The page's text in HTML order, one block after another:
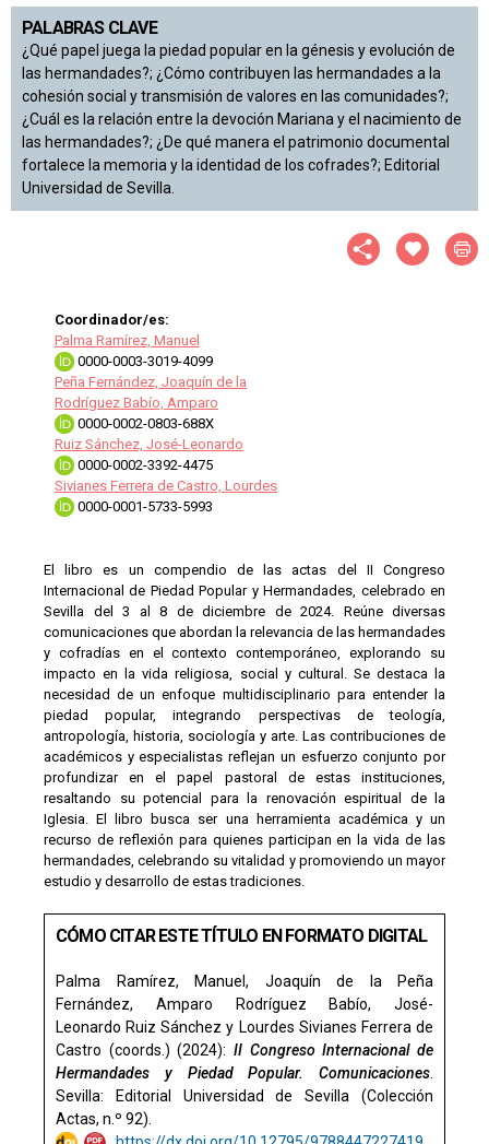
PALABRAS CLAVE
¿Qué papel juega la piedad popular en la génesis y evolución de
las hermandades?; ¿Cómo contribuyen las hermandades a la
cohesión social y transmisión de valores en las comunidades?;
¿Cuál es la relación entre la devoción Mariana y el nacimiento de
las hermandades?; ¿De qué manera el patrimonio documental
fortalece la memoria y la identidad de los cofrades?; Editorial
Universidad de Sevilla.
Coordinador/es:
Palma Ramírez, Manuel
0000-0003-3019-4099
Peña Fernández, Joaquín de la
Rodríguez Babío, Amparo
0000-0002-0803-688X
Ruiz Sánchez, José-Leonardo
0000-0002-3392-4475
Sivianes Ferrera de Castro, Lourdes
0000-0001-5733-5993
El libro es un compendio de las actas del II Congreso
Internacional de Piedad Popular y Hermandades, celebrado en
Sevilla del 3 al 8 de diciembre de 2024. Reúne diversas
comunicaciones que abordan la relevancia de las hermandades
y cofradías en el contexto contemporáneo, explorando su
impacto en la vida religiosa, social y cultural. Se destaca la
necesidad de un enfoque multidisciplinario para entender la
piedad popular, integrando perspectivas de teología,
antropología, historia, sociología y arte. Las contribuciones de
académicos y especialistas reflejan un esfuerzo conjunto por
profundizar en el papel pastoral de estas instituciones,
resaltando su potencial para la renovación espiritual de la
Iglesia. El libro busca ser una herramienta académica y un
recurso de reflexión para quienes participan en la vida de las
hermandades, celebrando su vitalidad y promoviendo un mayor
estudio y desarrollo de estas tradiciones.
CÓMO CITAR ESTE TÍTULO EN FORMATO DIGITAL
Palma Ramírez, Manuel, Joaquín de la
Peña
Fernández, Amparo Rodríguez Babío, José-
Leonardo Ruiz Sánchez y Lourdes Sivianes Ferrera de
Castro (coords.) (2024): II Congreso Internacional de
Hermandades y Piedad Popular. Comunicaciones
Sevilla: Editorial Universidad de Sevilla (Colección
Actas, n.º 92).